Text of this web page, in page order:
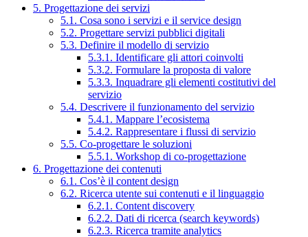
5. Progettazione dei servizi
5.1. Cosa sono i servizi e il service design
5.2. Progettare servizi pubblici digitali
5.3. Definire il modello di servizio
5.3.1. Identificare gli attori coinvolti
5.3.2. Formulare la proposta di valore
5.3.3. Inquadrare gli elementi costitutivi del
servizio
5.4. Descrivere il funzionamento del servizio
5.4.1. Mappare l’ecosistema
5.4.2. Rappresentare i flussi di servizio
5.5. Co-progettare le soluzioni
5.5.1. Workshop di co-progettazione
6. Progettazione dei contenuti
6.1. Cos’è il content design
6.2. Ricerca utente sui contenuti e il linguaggio
6.2.1. Content discovery
6.2.2. Dati di ricerca (search keywords)
6.2.3. Ricerca tramite analytics